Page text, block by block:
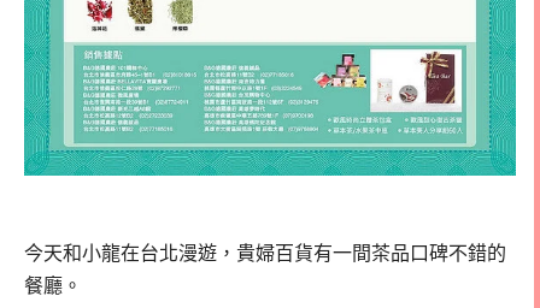
今天和小龍在台北漫遊，貴婦百貨有一間茶品口碑不錯的
餐廳。